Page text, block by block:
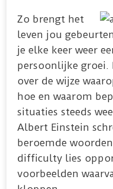
Zo brengt het
leven jou
je elke keer weer
persoonlijke groei.
over de wijze
hoe en waarom
situaties steeds
Albert Einstein
beroemde
difficulty lies
voorbeelden